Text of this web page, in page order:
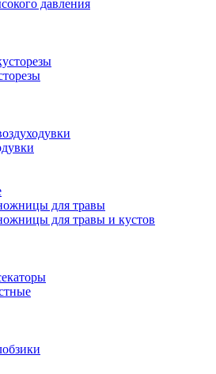
давления
для травы
для травы и кустов